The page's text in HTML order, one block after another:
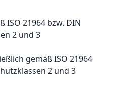
gemäß ISO 21964
2 und 3